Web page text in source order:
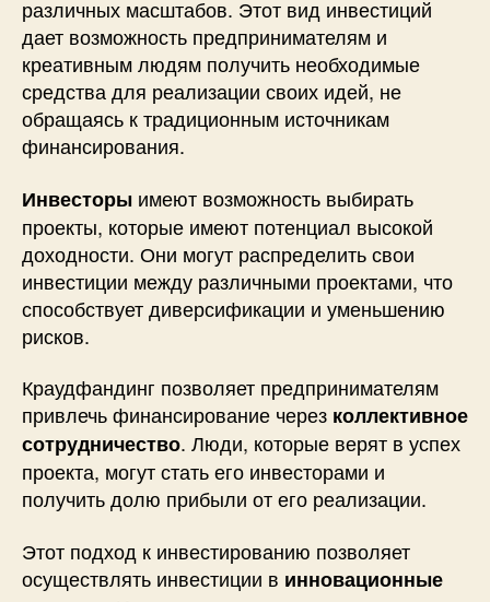
различных масштабов. Этот вид инвестиций
дает возможность предпринимателям и
креативным людям получить необходимые
средства для реализации своих идей, не
обращаясь к традиционным источникам
финансирования.
Инвесторы имеют возможность выбирать
проекты, которые имеют потенциал высокой
доходности. Они могут распределить свои
инвестиции между различными проектами, что
способствует диверсификации и уменьшению
рисков.
Краудфандинг позволяет предпринимателям
привлечь финансирование через коллективное
сотрудничество. Люди, которые верят в успех
проекта, могут стать его инвесторами и
получить долю прибыли от его реализации.
Этот подход к инвестированию позволяет
осуществлять инвестиции в инновационные